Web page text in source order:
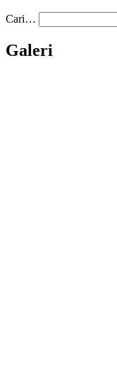
Cari…
Galeri